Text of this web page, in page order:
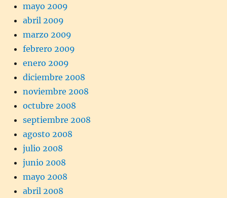
mayo 2009
abril 2009
marzo 2009
febrero 2009
enero 2009
diciembre 2008
noviembre 2008
octubre 2008
septiembre 2008
agosto 2008
julio 2008
junio 2008
mayo 2008
abril 2008